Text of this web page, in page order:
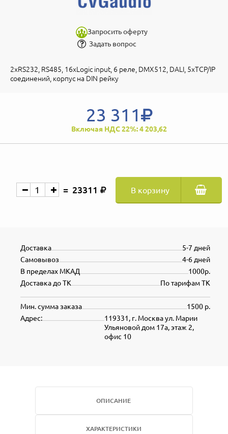
Запросить оферту
Задать вопрос
2xRS232, RS485, 16xLogic input, 6 реле, DMX512, DALI, 5xTCP/IP
соединений, корпус на DIN рейку
23 311
Включая НДС 22%: 4 203,62
23311 В корзину
5-7 дней
Доставка
4-6 дней
Самовывоз
1000р.
В пределах МКАД
По тарифам ТК
Доставка до ТК
1500 р.
Мин. сумма заказа
119331, г. Москва ул. Марии
Ульяновой дом 17а, этаж 2,
офис 10
Адрес:
ОПИСАНИЕ
ХАРАКТЕРИСТИКИ